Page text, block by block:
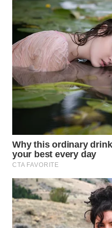
WN
TAPANULI
TENGAH
WN DELI
SERDANG
WN
TEBING
WN
PAKPAK
WN
KARAWANG
WN